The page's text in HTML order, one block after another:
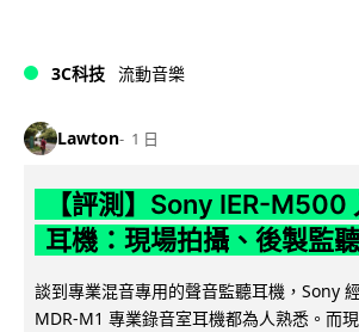
3C科技 流動音樂
Lawton 1 日
【評測】Sony IER-M500
耳機：現場拍攝、後製監
談到專業混音專用的聲音監聽耳機，Sony
MDR-M1 專業錄音室耳機都為人熟悉。而